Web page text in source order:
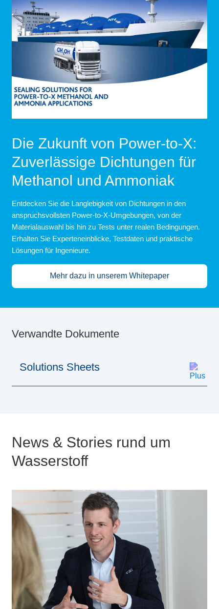
die langfristige Leistung elektrochemischer Zellen
beeinträchtigen könnten.
auf die sich entwickelnden Bedürfnisse der
Wasserstoffindustrie zugeschnitten sind. Diese Verpflichtung
zu Spitzenleistungen gewährleistet eine zuverlässige und
effiziente Leistung bei allen Wasserstoffanwendungen.
Erfahren Sie mehr über Materialprüfung chevron_right
Die Zukunft von Power-to-X:
Zuverlässige Dichtungen für
Methanol und Ammoniak
Entdecken Sie die Langlebigkeit von Dichtungen in den
anspruchsvollsten Power-to-X-Umgebungen, von der
Materialauswahl bis hin zu Tests unter realen Bedingungen.
Erhalten Sie Experteneinblicke, Testdaten und praktische
Lösungen für Ingenieure.
Mehr dazu in unserem Whitepaper
Verwandte Dokumente
Solutions Sheets
News & Stories rund um
Wasserstoff